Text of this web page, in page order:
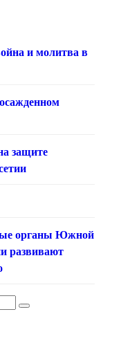
и молитва в
защите
органы Южной
развивают